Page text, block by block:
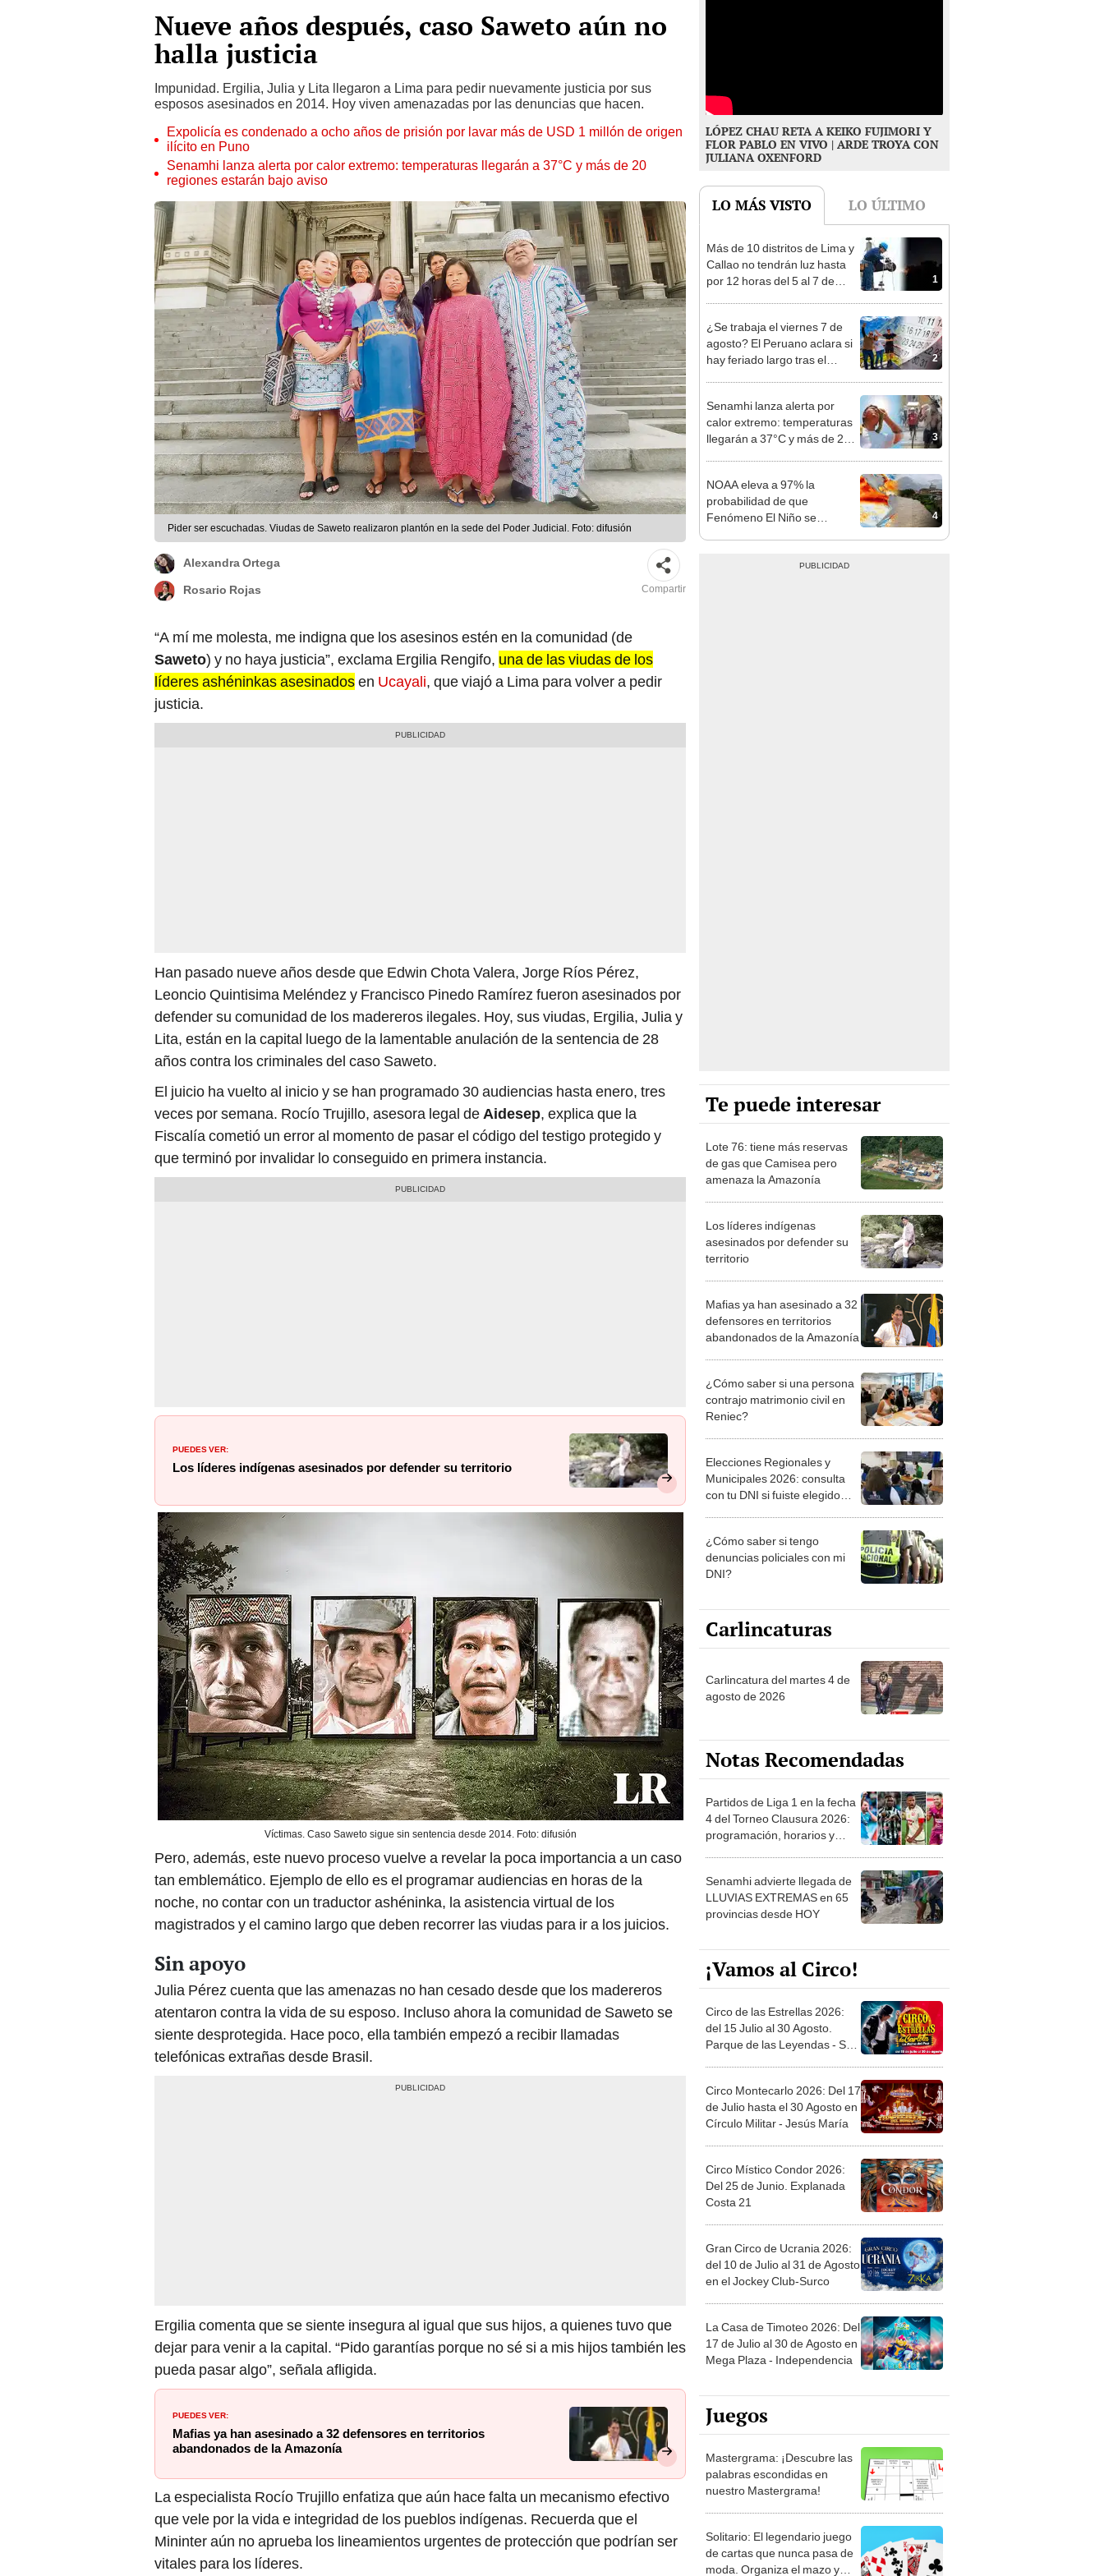
Nueve años después, caso Saweto aún no
halla justicia
Impunidad. Ergilia, Julia y Lita llegaron a Lima para pedir nuevamente justicia por sus
esposos asesinados en 2014. Hoy viven amenazadas por las denuncias que hacen.
Expolicía es condenado a ocho años de prisión por lavar más de USD 1 millón de origen
ilícito en Puno
Senamhi lanza alerta por calor extremo: temperaturas llegarán a 37°C y más de 20
regiones estarán bajo aviso
Pider ser escuchadas. Viudas de Saweto realizaron plantón en la sede del Poder Judicial. Foto: difusión
Alexandra Ortega
Rosario Rojas Compartir
“A mí me molesta, me indigna que los asesinos estén en la comunidad (de
Saweto) y no haya justicia”, exclama Ergilia Rengifo, una de las viudas de los
líderes ashéninkas asesinadosen Ucayali, que viajó a Lima para volver a pedir
justicia.
Han pasado nueve años desde que Edwin Chota Valera, Jorge Ríos Pérez,
Leoncio Quintisima Meléndez y Francisco Pinedo Ramírez fueron asesinados por
defender su comunidad de los madereros ilegales. Hoy, sus viudas, Ergilia, Julia y
Lita, están en la capital luego de la lamentable anulación de la sentencia de 28
años contra los criminales del caso Saweto.
El juicio ha vuelto al inicio y se han programado 30 audiencias hasta enero, tres
veces por semana. Rocío Trujillo, asesora legal deAidesep, explica que la
Fiscalía cometió un error al momento de pasar el código del testigo protegido y
que terminó por invalidar lo conseguido en primera instancia.
PUEDES VER:
Los líderes indígenas asesinados por defender su territorio
Víctimas. Caso Saweto sigue sin sentencia desde 2014. Foto: difusión
Pero, además, este nuevo proceso vuelve a revelar la poca importancia a un caso
tan emblemático. Ejemplo de ello es el programar audiencias en horas de la
noche, no contar con un traductor ashéninka, la asistencia virtual de los
magistrados y el camino largo que deben recorrer las viudas para ir a los juicios.
Sin apoyo
Julia Pérez cuenta que las amenazas no han cesado desde que los madereros
atentaron contra la vida de su esposo. Incluso ahora la comunidad de Saweto se
siente desprotegida. Hace poco, ella también empezó a recibir llamadas
telefónicas extrañas desde Brasil.
Ergilia comenta que se siente insegura al igual que sus hijos, a quienes tuvo que
dejar para venir a la capital. “Pido garantías porque no sé si a mis hijos también les
pueda pasar algo”, señala afligida.
PUEDES VER:
Mafias ya han asesinado a 32 defensores en territorios
abandonados de la Amazonía
La especialista Rocío Trujillo enfatiza que aún hace falta un mecanismo efectivo
que vele por la vida e integridad de los pueblos indígenas. Recuerda que el
Mininter aún no aprueba los lineamientos urgentes de protección que podrían ser
vitales para los líderes.
LÓPEZ CHAU RETA A KEIKO FUJIMORI Y
FLOR PABLO EN VIVO | ARDE TROYA CON
JULIANA OXENFORD
LO MÁS VISTO LO ÚLTIMO
1
Más de 10 distritos de Lima y
Callao no tendrán luz hasta
por 12 horas del 5 al 7 de
2
¿Se trabaja el viernes 7 de
agosto? El Peruano aclara si
hay feriado largo tras el
3
Senamhi lanza alerta por
calor extremo: temperaturas
llegarán a 37°C y más de 20
4
NOAA eleva a 97% la
probabilidad de que
Fenómeno El Niño se
Te puede interesar
Lote 76: tiene más reservas
de gas que Camisea pero
amenaza la Amazonía
Los líderes indígenas
asesinados por defender su
territorio
Mafias ya han asesinado a 32
defensores en territorios
abandonados de la Amazonía
¿Cómo saber si una persona
contrajo matrimonio civil en
Reniec?
Elecciones Regionales y
Municipales 2026: consulta
con tu DNI si fuiste elegido
la ONPE
¿Cómo saber si tengo
denuncias policiales con mi
DNI?
Carlincaturas
Carlincatura del martes 4 de
agosto de 2026
Notas Recomendadas
Partidos de Liga 1 en la fecha
4 del Torneo Clausura 2026:
programación, horarios y
Senamhi advierte llegada de
LLUVIAS EXTREMAS en 65
provincias desde HOY
¡Vamos al Circo!
Circo de las Estrellas 2026:
del 15 Julio al 30 Agosto.
Parque de las Leyendas - San
Circo Montecarlo 2026: Del 17
de Julio hasta el 30 Agosto en
Círculo Militar - Jesús María
Circo Místico Condor 2026:
Del 25 de Junio. Explanada
Costa 21
Gran Circo de Ucrania 2026:
del 10 de Julio al 31 de Agosto
en el Jockey Club-Surco
La Casa de Timoteo 2026: Del
17 de Julio al 30 de Agosto en
Mega Plaza - Independencia
Juegos
Mastergrama: ¡Descubre las
palabras escondidas en
nuestro Mastergrama!
Solitario: El legendario juego
de cartas que nunca pasa de
moda. Organiza el mazo y